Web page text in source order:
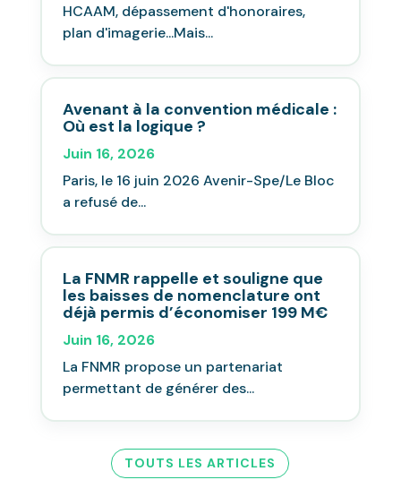
HCAAM, dépassement d'honoraires,
plan d'imagerie...Mais...
Avenant à la convention médicale :
Où est la logique ?
Juin 16, 2026
Paris, le 16 juin 2026 Avenir-Spe/Le Bloc
a refusé de...
La FNMR rappelle et souligne que
les baisses de nomenclature ont
déjà permis d’économiser 199 M€
Juin 16, 2026
La FNMR propose un partenariat
permettant de générer des...
TOUTS LES ARTICLES